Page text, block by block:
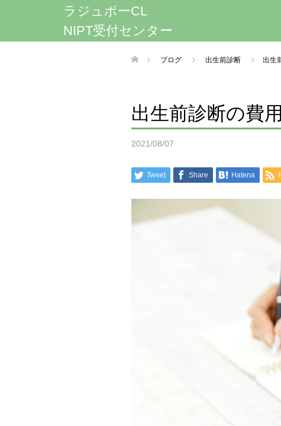
ラジュボーCL
NIPT受付センター
ブログ 出生前診断 出生
出生前診断の費
2021/08/07
Tweet Share Hatena